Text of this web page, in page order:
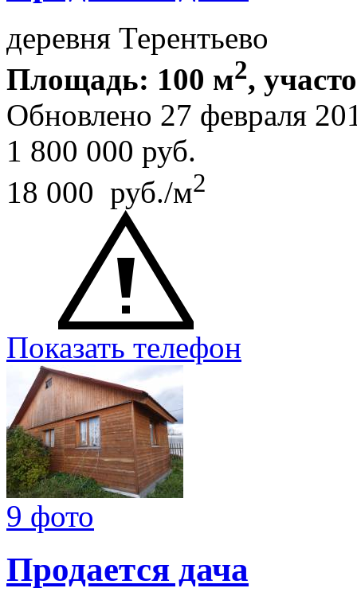
деревня Терентьево
Площадь: 100 м2,
Обновлено 27 февраля
1 800 000 руб.
18 000 руб./м2
Показать телефон
9 фото
Продается дача